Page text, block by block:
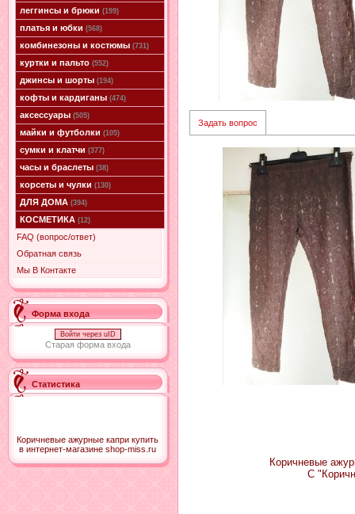
леггинсы и брюки (199)
платья и юбки (568)
комбинезоны и костюмы (731)
куртки и пальто (552)
джинсы и шорты (194)
кофты и кардиганы (474)
аксессуары (505)
майки и футболки (105)
сумки и клатчи (377)
часы и браслеты (38)
корсеты и чулки (130)
ДЛЯ ДОМА (394)
КОСМЕТИКА (12)
FAQ (вопрос/ответ)
Обратная связь
Мы В Контакте
Форма входа
Войти через uID
Старая форма входа
Статистика
Коричневые ажурные капри купить
в интернет-магазине shop-miss.ru
Задать вопрос
Коричневые
С